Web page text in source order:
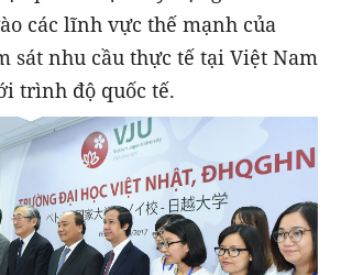
các lĩnh vực thế mạnh của
sát nhu cầu thực tế tại Việt Nam
trình độ quốc tế.